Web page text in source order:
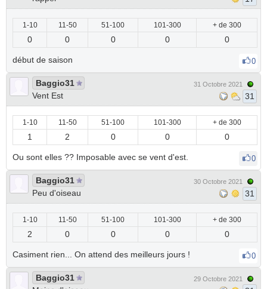
1-10 11-50 51-100 101-300 + de 300
0 0 0 0 0
début de saison 0
Baggio31
Vent Est
31 Octobre 2021
31
1-10 11-50 51-100 101-300 + de 300
1 2 0 0 0
Ou sont elles ?? Imposable avec se vent d'est. 0
Baggio31
Peu d'oiseau
30 Octobre 2021
31
1-10 11-50 51-100 101-300 + de 300
2 0 0 0 0
Casiment rien... On attend des meilleurs jours ! 0
Baggio31
29 Octobre 2021